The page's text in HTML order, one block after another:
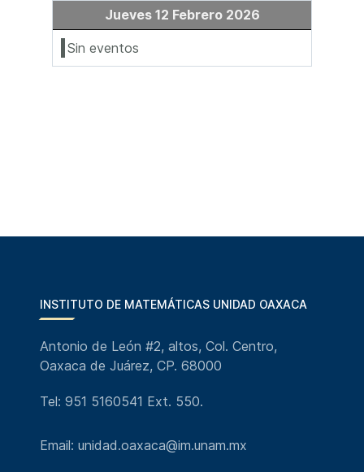
Jueves 12 Febrero 2026
Sin eventos
INSTITUTO DE MATEMÁTICAS UNIDAD OAXACA
Antonio de León #2, altos, Col. Centro,
Oaxaca de Juárez, CP. 68000
Tel: 951 5160541 Ext. 550.
Email: unidad.oaxaca@im.unam.mx